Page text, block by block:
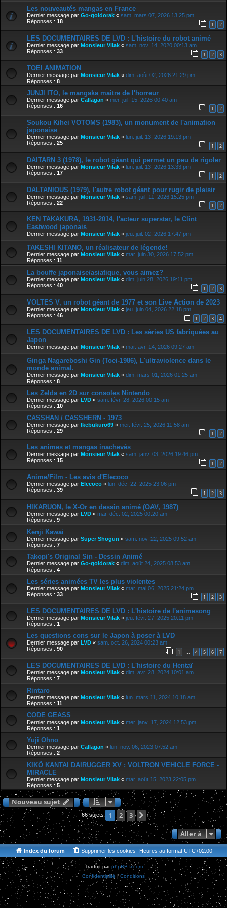
Les nouveautés mangas en France
Dernier message par Go-goldorak « sam. mars 07, 2026 13:25 pm
Réponses : 18 1 2
LES DOCUMENTAIRES DE LVD : L'histoire du robot animé
Dernier message par Monsieur Vilak « sam. nov. 14, 2020 00:13 am
Réponses : 33 1 2 3
TOEI ANIMATION
Dernier message par Monsieur Vilak « dim. août 02, 2026 21:29 pm
Réponses : 8
JUNJI ITO, le mangaka maitre de l'horreur
Dernier message par Callagan « mer. juil. 15, 2026 00:40 am
Réponses : 16 1 2
Soukou Kihei VOTOMS (1983), un monument de l'animation
japonaise
Dernier message par Monsieur Vilak « lun. juil. 13, 2026 19:13 pm
Réponses : 25 1 2
DAITARN 3 (1978), le robot géant qui permet un peu de rigoler
Dernier message par Monsieur Vilak « lun. juil. 13, 2026 13:33 pm
Réponses : 17 1 2
DALTANIOUS (1979), l'autre robot géant pour rugir de plaisir
Dernier message par Monsieur Vilak « sam. juil. 11, 2026 15:25 pm
Réponses : 22 1 2
KEN TAKAKURA, 1931-2014, l'acteur superstar, le Clint
Eastwood japonais
Dernier message par Monsieur Vilak « jeu. juil. 02, 2026 17:47 pm
TAKESHI KITANO, un réalisateur de légende!
Dernier message par Monsieur Vilak « mar. juin 30, 2026 17:52 pm
Réponses : 11
La bouffe japonaise/asiatique, vous aimez?
Dernier message par Monsieur Vilak « dim. juin 28, 2026 19:11 pm
Réponses : 40 1 2 3
VOLTES V, un robot géant de 1977 et son Live Action de 2023
Dernier message par Monsieur Vilak « jeu. juin 04, 2026 22:18 pm
Réponses : 46 1 2 3 4
LES DOCUMENTAIRES DE LVD : Les séries US fabriquées au
Japon
Dernier message par Monsieur Vilak « mar. avr. 14, 2026 09:27 am
Ginga Nagareboshi Gin (Toei-1986), L'ultraviolence dans le
monde animal.
Dernier message par Monsieur Vilak « dim. mars 01, 2026 01:25 am
Réponses : 8
Les Zelda en 2D sur consoles Nintendo
Dernier message par LVD « sam. févr. 28, 2026 00:15 am
Réponses : 10
CASSHAN / CASSHERN - 1973
Dernier message par Ikebukuro69 « mer. févr. 25, 2026 11:58 am
Réponses : 29 1 2
Les animes et mangas inachevés
Dernier message par Monsieur Vilak « sam. janv. 03, 2026 19:46 pm
Réponses : 15 1 2
Anime/Film - Les avis d'Elecoco
Dernier message par Elecoco « lun. déc. 22, 2025 23:06 pm
Réponses : 39 1 2 3
HIKARUON, le X-Or en dessin animé (OAV, 1987)
Dernier message par LVD « mar. déc. 02, 2025 00:20 am
Réponses : 9
Kenji Kawai
Dernier message par Super Shogun « sam. nov. 22, 2025 09:52 am
Réponses : 7
Takopi's Original Sin - Dessin Animé
Dernier message par Go-goldorak « dim. août 24, 2025 08:53 am
Réponses : 4
Les séries animées TV les plus violentes
Dernier message par Monsieur Vilak « mar. mai 06, 2025 21:24 pm
Réponses : 33 1 2 3
LES DOCUMENTAIRES DE LVD : L'histoire de l'animesong
Dernier message par Monsieur Vilak « jeu. févr. 27, 2025 20:11 pm
Réponses : 1
Les questions cons sur le Japon à poser à LVD
Dernier message par LVD « sam. oct. 26, 2024 00:23 am
Réponses : 90 1 … 4 5 6 7
LES DOCUMENTAIRES DE LVD : L'histoire du Hentaï
Dernier message par Monsieur Vilak « dim. avr. 28, 2024 10:01 am
Réponses : 7
Rintaro
Dernier message par Monsieur Vilak « lun. mars 11, 2024 10:18 am
Réponses : 11
CODE GEASS
Dernier message par Monsieur Vilak « mer. janv. 17, 2024 12:53 pm
Réponses : 1
Yuji Ohno
Dernier message par Callagan « lun. nov. 06, 2023 07:52 am
Réponses : 2
KIKÔ KANTAI DAIRUGGER XV : VOLTRON VEHICLE FORCE -
MIRACLE
Dernier message par Monsieur Vilak « mar. août 15, 2023 22:05 pm
Réponses : 5
Nouveau sujet
66 sujets 1 2 3
Suivante
Aller à
Index du forum Heures au format UTC+02:00
Supprimer les cookies
Traduit parphpBB-fr.com
Confidentialité |Conditions